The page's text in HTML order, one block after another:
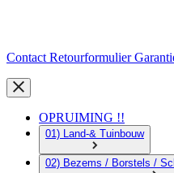
Contact Retourformulier
OPRUIMING !!
01) Land-& Tuinbouw
02) Bezems / Borstels /